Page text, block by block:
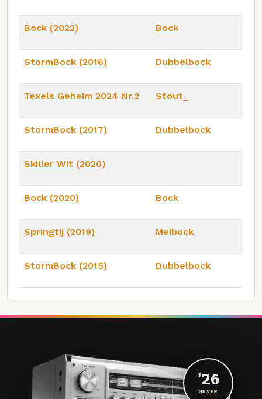
Bock (2022) Bock
StormBock (2016) Dubbelbock
Texels Geheim 2024 Nr.2 Stout_
StormBock (2017) Dubbelbock
Skiller Wit (2020)
Bock (2020) Bock
Springtij (2019) Meibock
StormBock (2015) Dubbelbock
'26
SILVER